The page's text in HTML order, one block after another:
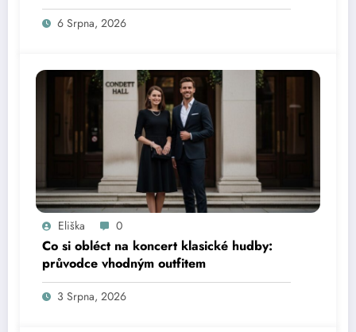
6 Srpna, 2026
Eliška 0
Co si obléct na koncert klasické hudby:
průvodce vhodným outfitem
3 Srpna, 2026